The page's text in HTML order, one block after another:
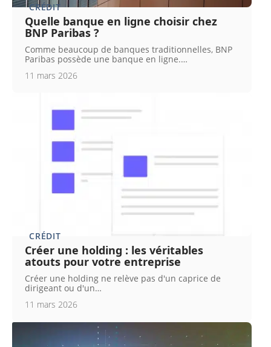
CRÉDIT
Quelle banque en ligne choisir chez
BNP Paribas ?
Comme beaucoup de banques traditionnelles, BNP
Paribas possède une banque en ligne.…
11 mars 2026
CRÉDIT
Créer une holding : les véritables
atouts pour votre entreprise
Créer une holding ne relève pas d'un caprice de
dirigeant ou d'un…
11 mars 2026